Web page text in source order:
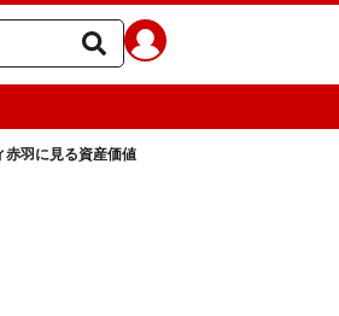
羽に見る資産価値